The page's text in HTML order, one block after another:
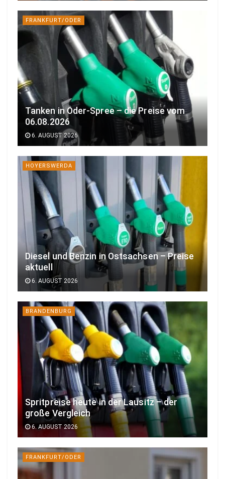
FRANKFURT/ODER
Tanken in Oder-Spree – die Preise vom
06.08.2026
6. AUGUST 2026
HOYERSWERDA
Diesel und Benzin in Ostsachsen – Preise
aktuell
6. AUGUST 2026
BRANDENBURG
Spritpreise heute in der Lausitz – der
große Vergleich
6. AUGUST 2026
FRANKFURT/ODER